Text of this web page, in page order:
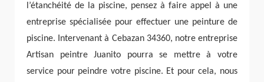
l’étanchéité de la piscine, pensez à faire appel à une
entreprise spécialisée pour effectuer une peinture de
piscine. Intervenant à Cebazan 34360, notre entreprise
Artisan peintre Juanito pourra se mettre à votre
service pour peindre votre piscine. Et pour cela, nous